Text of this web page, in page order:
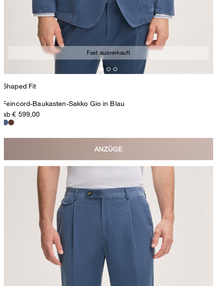
Fast ausverkauft
Shaped Fit
Feincord-Baukasten-Sakko Gio in Blau
ab € 599,00
ANZÜGE